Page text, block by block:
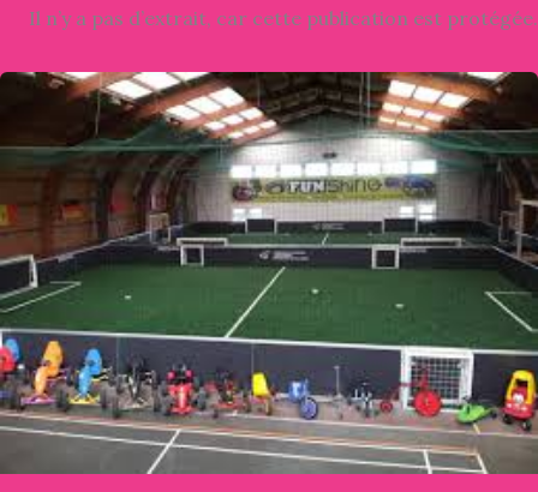
Il n’y a pas d’extrait, car cette publication est protégée.